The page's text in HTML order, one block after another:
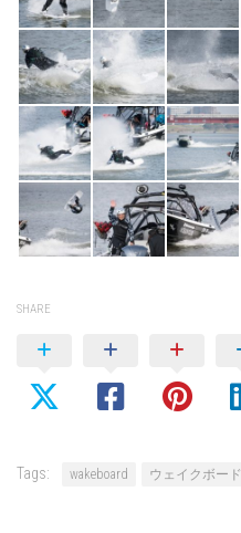
SHARE
Tags: wakeboard ウェイクボード